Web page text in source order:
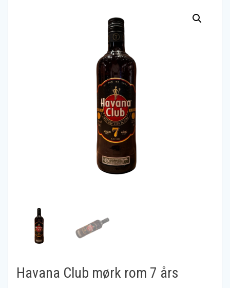
Havana Club mørk rom 7 års